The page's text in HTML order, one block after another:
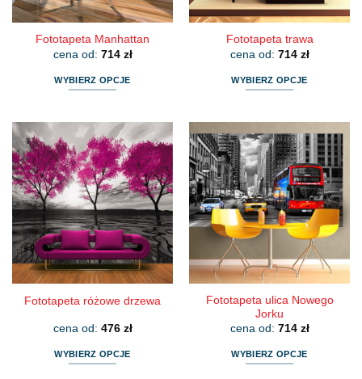
produktu
produktu
Fototapeta Manhattan
cena od: 714 zł
WYBIERZ OPCJE
ma
wiele
wariantów.
Opcje
można
wybrać
na
stronie
produktu
Fototapeta trawa
cena od: 714 zł
WYBIERZ OPCJE
ma
wiele
wariantów.
Opcje
można
wybrać
na
stronie
produktu
Fototapeta różowe drzewa
cena od: 476 zł
WYBIERZ OPCJE
Fototapeta ulica Nowego
Jorku
cena od: 714 zł
WYBIERZ OPCJE